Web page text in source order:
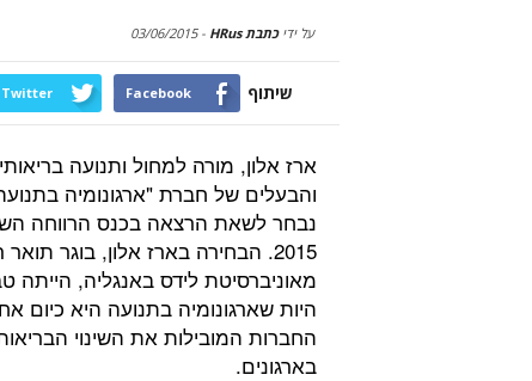
על ידיכתבת HRus -
03/06/2015
שיתוף Facebook
Twitter
ארז אלון, מורה למחול ותנועה
והבעלים של חברת "ארגונומיה
נבחר לשאת הרצאה בכנס הרווחה
2015. הבחירה בארז אלון, בוגר תואר
מאוניברסיטת לידס באנגליה, הייתה
היות שארגונומיה בתנועה היא כיום
החברות המובילות את השינוי
בארגונים.